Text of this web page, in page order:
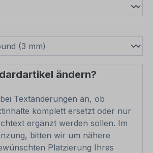
ändern?
Textänderungen an, ob
komplett ersetzt oder nur
ergänzt werden sollen. Im
bitten wir um nähere
Platzierung Ihres